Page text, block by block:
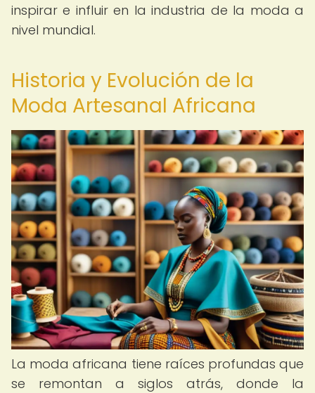
inspirar e influir en la industria de la moda a
nivel mundial.
Historia y Evolución de la
Moda Artesanal Africana
La moda africana tiene raíces profundas que
se remontan a siglos atrás, donde la